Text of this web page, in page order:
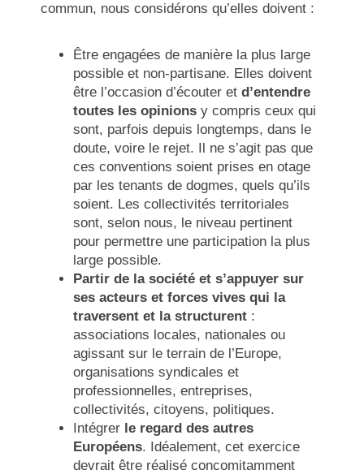
commun, nous considérons qu’elles doivent :
Être engagées de manière la plus large
possible et non-partisane. Elles doivent
être l’occasion d’écouter etd’entendre
toutes les opinions y compris ceux qui
sont, parfois depuis longtemps, dans le
doute, voire le rejet. Il ne s’agit pas que
ces conventions soient prises en otage
par les tenants de dogmes, quels qu’ils
soient. Les collectivités territoriales
sont, selon nous, le niveau pertinent
pour permettre une participation la plus
large possible.
Partir de la société et s’appuyer sur
ses acteurs et forces vives qui la
traversent et la structurent :
associations locales, nationales ou
agissant sur le terrain de l’Europe,
organisations syndicales et
professionnelles, entreprises,
collectivités, citoyens, politiques.
Intégrer le regard des autres
Européens. Idéalement, cet exercice
devrait être réalisé concomitamment